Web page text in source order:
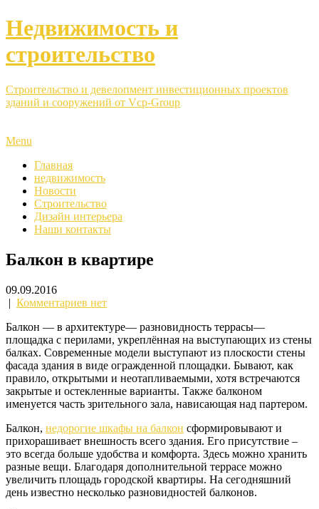
Недвижимость и
строительство
Строительство и девелопмент инвестиционных проектов
зданий и сооружений от Vcp-Group
Menu
Главная
недвижимость
Новости
Строительство
Дизайн интерьера
Наши контакты
Балкон в квартире
09.09.2016
| Комментариев нет
Балкон — в архитектуре— разновидность террасы—
площадка с перилами, укреплённая на выступающих из стены
балках. Современные модели выступают из плоскости стены
фасада здания в виде огражденной площадки. Бывают, как
правило, открытыми и неотапливаемыми, хотя встречаются
закрытые и остекленные варианты. Также балконом
именуется часть зрительного зала, нависающая над партером.
Балкон, недорогие шкафы на балкон сформировывают и
прихорашивает внешность всего здания. Его присутствие –
это всегда больше удобства и комфорта. Здесь можно хранить
разные вещи. Благодаря дополнительной террасе можно
увеличить площадь городской квартиры. На сегодняшний
день известно несколько разновидностей балконов.